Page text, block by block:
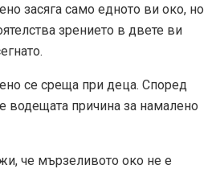
засяга само едното ви око, но
зрението в двете ви
се среща при деца. Според
водещата причина за намалено
че мързеливото око не е